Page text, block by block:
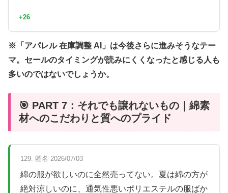
+26
※「アパレル 在庫調整 AI」は今後さらに進みそうなテー
マ。セールのタイミングが読みにくくなったと感じる人も
多いのではないでしょうか。
🎯 PART 7：それでも譲れないもの｜綿素
材へのこだわりと質へのプライド
129. 匿名 2026/07/03
綿の服が欲しいのに全然売ってない。夏は綿の方が
絶対涼しいのに、通気性悪いポリエステルの服ばか